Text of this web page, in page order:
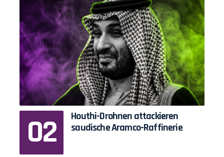
Houthi-Drohnen attackieren
saudische Aramco-Raffinerie